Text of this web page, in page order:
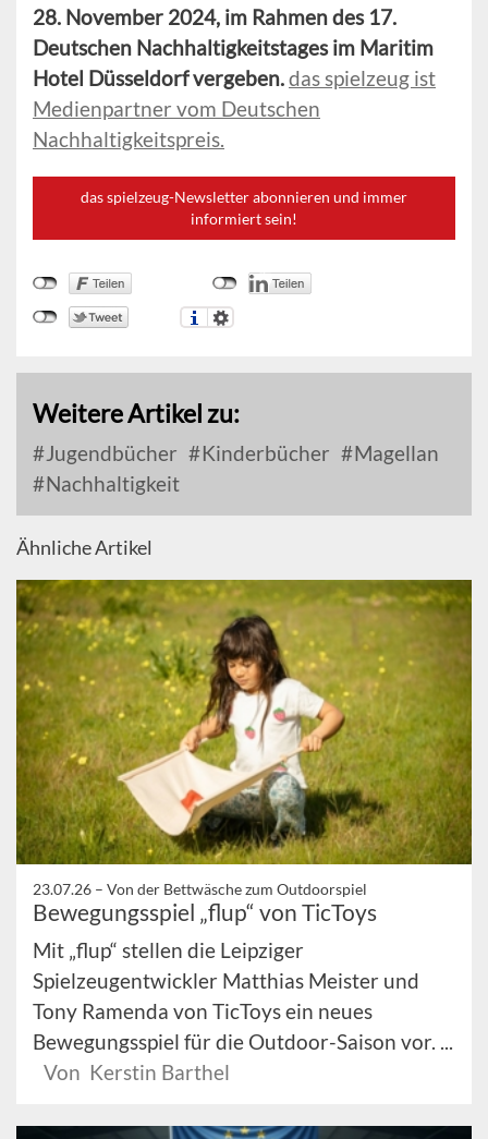
28. November 2024, im Rahmen des 17.
Deutschen Nachhaltigkeitstages im Maritim
Hotel Düsseldorf vergeben.das spielzeug ist
Medienpartner vom Deutschen
Nachhaltigkeitspreis.
das spielzeug-Newsletter abonnieren und immer
informiert sein!
Weitere Artikel zu:
Jugendbücher Kinderbücher
Magellan
Nachhaltigkeit
Ähnliche Artikel
23.07.26 – Von der Bettwäsche zum Outdoorspiel
Bewegungsspiel „flup“ von TicToys
Mit „flup“ stellen die Leipziger
Spielzeugentwickler Matthias Meister und
Tony Ramenda von TicToys ein neues
Bewegungsspiel für die Outdoor-Saison vor. ...
Von Kerstin Barthel